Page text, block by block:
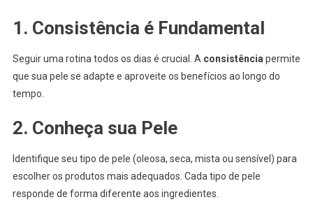
1. Consistência é Fundamental
Seguir uma rotina todos os dias é crucial. A consistência permite
que sua pele se adapte e aproveite os benefícios ao longo do
tempo.
2. Conheça sua Pele
Identifique seu tipo de pele (oleosa, seca, mista ou sensível) para
escolher os produtos mais adequados. Cada tipo de pele
responde de forma diferente aos ingredientes.